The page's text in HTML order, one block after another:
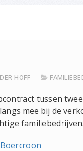
HOFF
tussen
mee bij de
familiebedrijven.
Boercroon